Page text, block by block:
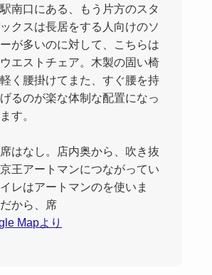
南口にある、もう片方のスタ
クスは長居をする人向けのソ
が多いのに対して、こちらは
エストチェア。木製の固い椅
く腰掛けてまた、すぐ腰を持
るのが楽な体制な配置になっ
す。
はなし。店内奥から、吹き抜
王アートマンにつながってい
レはアートマンのを使いま
から、席
Mapより